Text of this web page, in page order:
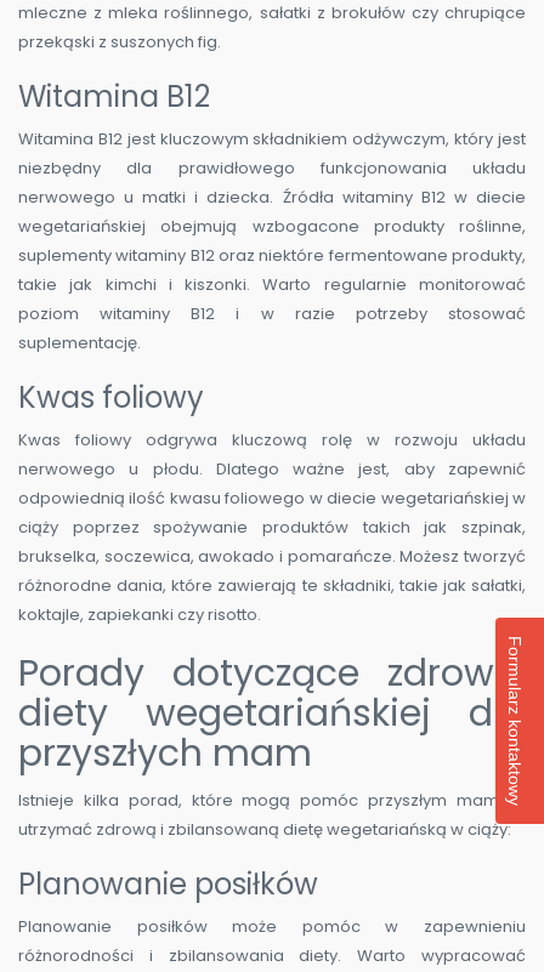
mleczne z mleka roślinnego, sałatki z brokułów czy chrupiące
przekąski z suszonych fig.
Witamina B12
Witamina B12 jest kluczowym składnikiem odżywczym, który jest
niezbędny dla prawidłowego funkcjonowania układu
nerwowego u matki i dziecka. Źródła witaminy B12 w diecie
wegetariańskiej obejmują wzbogacone produkty roślinne,
suplementy witaminy B12 oraz niektóre fermentowane produkty,
takie jak kimchi i kiszonki. Warto regularnie monitorować
poziom witaminy B12 i w razie potrzeby stosować
suplementację.
Kwas foliowy
Kwas foliowy odgrywa kluczową rolę w rozwoju układu
nerwowego u płodu. Dlatego ważne jest, aby zapewnić
odpowiednią ilość kwasu foliowego w diecie wegetariańskiej w
ciąży poprzez spożywanie produktów takich jak szpinak,
brukselka, soczewica, awokado i pomarańcze. Możesz tworzyć
różnorodne dania, które zawierają te składniki, takie jak sałatki,
koktajle, zapiekanki czy risotto.
Porady dotyczące zdrowej
diety wegetariańskiej dla
przyszłych mam
Istnieje kilka porad, które mogą pomóc przyszłym mamom
utrzymać zdrową i zbilansowaną dietę wegetariańską w ciąży:
Planowanie posiłków
Planowanie posiłków może pomóc w zapewnieniu
różnorodności i zbilansowania diety. Warto wypracować
Formularz kontaktowy